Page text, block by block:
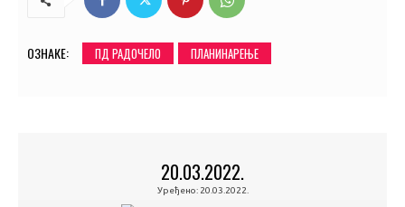
ОЗНАКЕ: ПД РАДОЧЕЛО ПЛАНИНАРЕЊЕ
20.03.2022.
Уређено: 20.03.2022.